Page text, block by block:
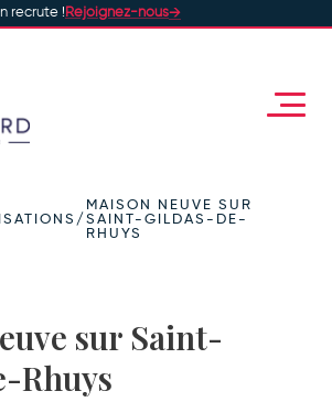
recrute ! Rejoignez-nous
/
MAISON NEUVE SUR
SAINT-GILDAS-DE-
RHUYS
sur Saint-
Rhuys